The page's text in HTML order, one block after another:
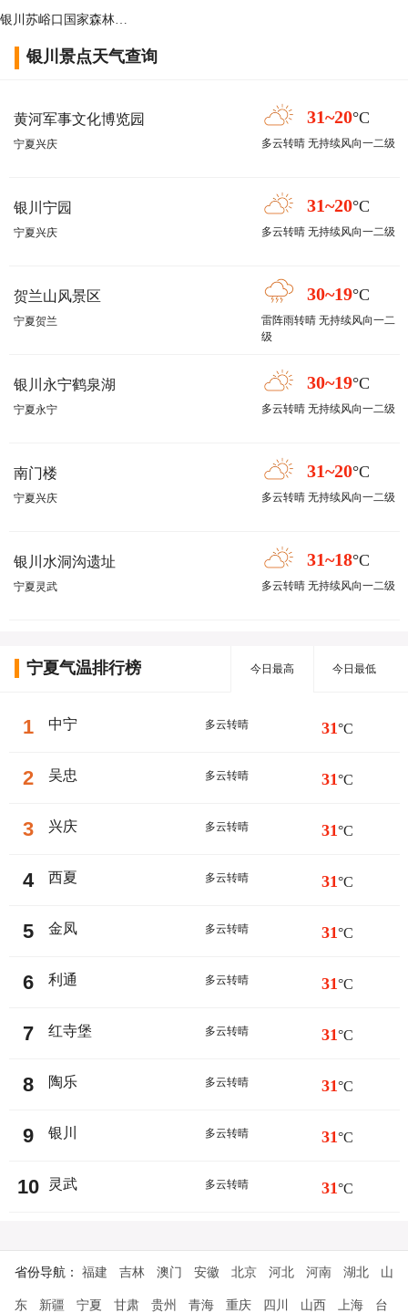
银川苏峪口国家森林公园
银川景点天气查询
黄河军事文化博览园
宁夏兴庆
31~20°C
多云转晴 无持续风向一二级
银川宁园
宁夏兴庆
31~20°C
多云转晴 无持续风向一二级
贺兰山风景区
宁夏贺兰
30~19°C
雷阵雨转晴 无持续风向一二
级
银川永宁鹤泉湖
宁夏永宁
30~19°C
多云转晴 无持续风向一二级
南门楼
宁夏兴庆
31~20°C
多云转晴 无持续风向一二级
银川水洞沟遗址
宁夏灵武
31~18°C
多云转晴 无持续风向一二级
宁夏气温排行榜 今日最高 今日最低
1 中宁 多云转晴 31°C
2 吴忠 多云转晴 31°C
3 兴庆 多云转晴 31°C
4 西夏 多云转晴 31°C
5 金凤 多云转晴 31°C
6 利通 多云转晴 31°C
7 红寺堡 多云转晴 31°C
8 陶乐 多云转晴 31°C
9 银川 多云转晴 31°C
10 灵武 多云转晴 31°C
省份导航： 福建 吉林 澳门 安徽 北京 河北 河南 湖北 山
东 新疆 宁夏 甘肃 贵州 青海 重庆 四川 山西 上海 台